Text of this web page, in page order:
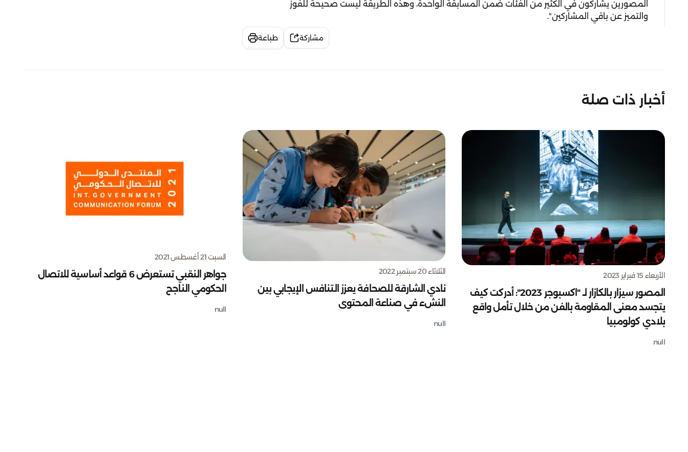
المصورين يشاركون في الكثير من الفئات ضمن المسابقة الواحدة، وهذه الطريقة ليست صحيحة للفوز
والتميز عن باقي المشاركين".
مشاركة طباعة
أخبار ذات صلة
الأربعاء 15 فبراير 2023
المصور سيزار بالكازار لـ "اكسبوجر 2023": أدركت كيف
يتجسد معنى المقاومة بالفن من خلال تأمل واقع
بلادي كولومبيا
null
الثلاثاء 20 سبتمبر 2022
نادي الشارقة للصحافة يعزز التنافس الإيجابي بين
النشء في صناعة المحتوى
null
السبت 21 أغسطس 2021
جواهر النقبي تستعرض 6 قواعد أساسية للاتصال
الحكومي الناجح
null